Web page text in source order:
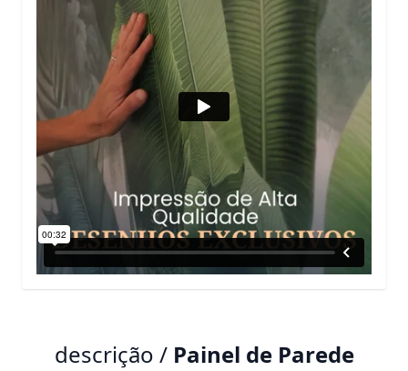
descrição / Painel de Parede